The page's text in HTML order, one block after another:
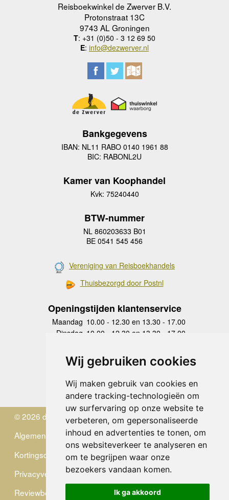
Wij gebruiken cookies
Wij maken gebruik van cookies en
andere tracking-technologieën om
uw surfervaring op onze website te
verbeteren, om gepersonaliseerde
inhoud en advertenties te tonen, om
ons websiteverkeer te analyseren en
om te begrijpen waar onze
bezoekers vandaan komen.
Ik ga akkoord
Reisboekwinkel de Zwerver B.V.
Protonstraat 13C
9743 AL Groningen
T: +31 (0)50 - 3 12 69 50
E: info@dezwerver.nl
Bankgegevens
IBAN: NL11 RABO 0140 1961 88
BIC: RABONL2U
Kamer van Koophandel
Kvk: 75240440
BTW-nummer
NL 860203633 B01
BE 0541 545 456
Vereniging van Reisboekhandels
Thuisbezorgd door Postnl
Openingstijden klantenservice
Maandag 10.00 - 12.30 en 13.30 - 17.00
Dinsdag 10.00 - 12.30 en 13.30 - 17.00
Donderdag
10.00 - 12.30 en 13.30 - 17.00
Vrijdag 10.00 - 12.30 en 13.30 - 17.00
Zaterdag
gesloten
Zondag gesloten
© 2026 de Zwerver
Algemene Voorwaarden
Kortingscode
Privacyverklaring
Reviewbeleid